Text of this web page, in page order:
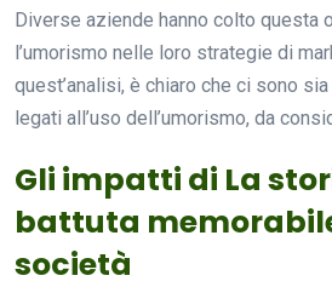
Diverse aziende hanno colto questa
l’umorismo nelle loro strategie di
quest’analisi, è chiaro che ci sono
legati all’uso dell’umorismo, da
Gli impatti di La
battuta
società